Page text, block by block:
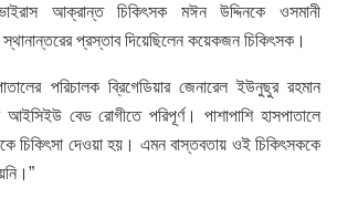
আক্রান্ত চিকিৎসক মঈন উদ্দিনকে ওসমানী
প্রস্তাব দিয়েছিলেন কয়েকজন চিকিৎসক।
পরিচালক ব্রিগেডিয়ার জেনারেল ইউনুছুর রহমান
আইসিইউ বেড রোগীতে পরিপূর্ণ। পাশাপাশি হাসপাতালে
চিকিৎসা দেওয়া হয়। এমন বাস্তবতায় ওই চিকিৎসককে